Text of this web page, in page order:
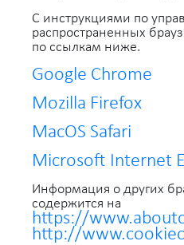
С инструкциями по
распространенных
по ссылкам ниже.
Google Chrome
Mozilla Firefox
MacOS Safari
Microsoft Internet
Информация о других
содержится на
https://
http://